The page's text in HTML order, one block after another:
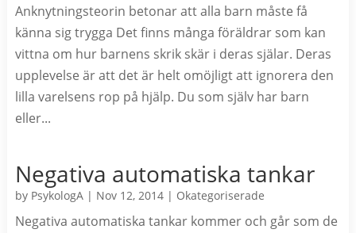
Anknytningsteorin betonar att alla barn måste få
känna sig trygga Det finns många föräldrar som kan
vittna om hur barnens skrik skär i deras själar. Deras
upplevelse är att det är helt omöjligt att ignorera den
lilla varelsens rop på hjälp. Du som själv har barn
eller...
Negativa automatiska tankar
by PsykologA| Nov 12, 2014| Okategoriserade
Negativa automatiska tankar kommer och går som de